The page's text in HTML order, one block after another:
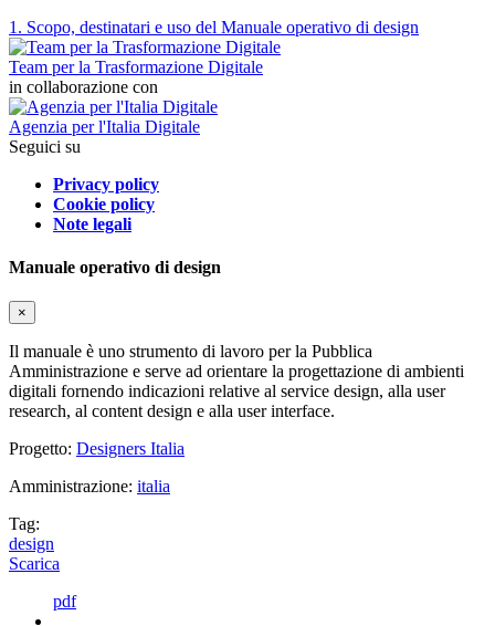
1. Scopo, destinatari e uso del Manuale operativo di design
Team per la Trasformazione Digitale
in collaborazione con
Agenzia per l'Italia Digitale
Seguici su
Privacy policy
Cookie policy
Note legali
Manuale operativo di design
×
Il manuale è uno strumento di lavoro per la Pubblica
Amministrazione e serve ad orientare la progettazione di ambienti
digitali fornendo indicazioni relative al service design, alla user
research, al content design e alla user interface.
Progetto: Designers Italia
Amministrazione: italia
Tag:
design
Scarica
pdf